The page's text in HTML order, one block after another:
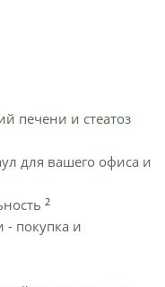
печени и стеатоз
для вашего офиса и
2
- покупка и